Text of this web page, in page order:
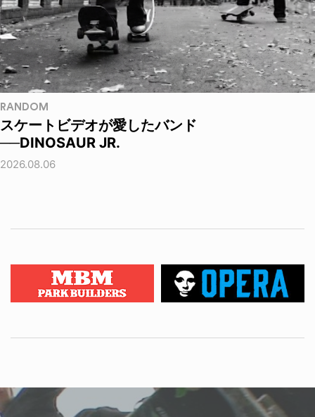
RANDOM
スケートビデオが愛したバンド
──DINOSAUR JR.
2026.08.06